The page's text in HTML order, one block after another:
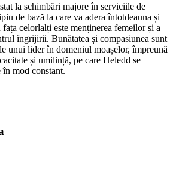
la schimbări majore în serviciile de
de bază la care va adera întotdeauna și
celorlalți este menținerea femeilor și a
îngrijirii. Bunătatea și compasiunea sunt
unui lider în domeniul moașelor, împreună
și umilință, pe care Heledd se
în mod constant.